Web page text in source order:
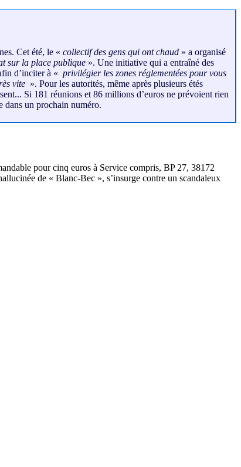
Cet été, le « collectif des gens qui ont chaud » a organisé
sur la place publique ». Une initiative qui a entraîné des
d’inciter à « privilégier les zones réglementées pour vous
vite ». Pour les autorités, même après plusieurs étés
Si 181 réunions et 86 millions d’euros ne prévoient rien
dans un prochain numéro.
pour cinq euros à Service compris, BP 27, 38172
de « Blanc-Bec », s’insurge contre un scandaleux